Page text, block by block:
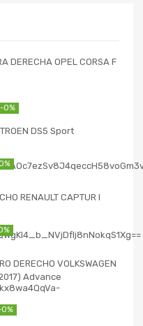
DERECHA OPEL CORSA F
-0%
DS5 Sport
RENAULT CAPTUR I
DERECHO VOLKSWAGEN
Advance